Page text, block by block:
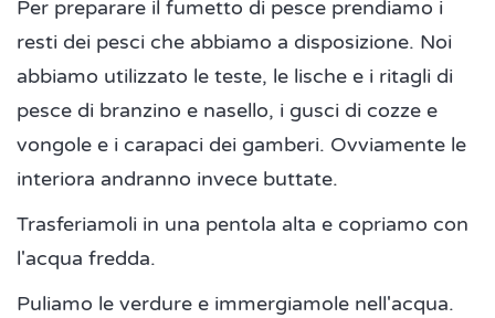
Per preparare il fumetto di pesce prendiamo i
resti dei pesci che abbiamo a disposizione. Noi
abbiamo utilizzato le teste, le lische e i ritagli di
pesce di branzino e nasello, i gusci di cozze e
vongole e i carapaci dei gamberi. Ovviamente le
interiora andranno invece buttate.
Trasferiamoli in una pentola alta e copriamo con
l'acqua fredda.
Puliamo le verdure e immergiamole nell'acqua.